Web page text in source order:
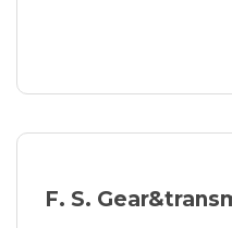
F. S.